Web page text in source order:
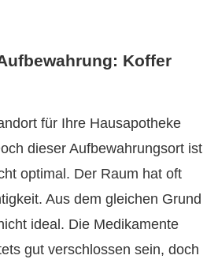
Koffer
für Ihre Hausapotheke
dieser Aufbewahrungsort ist
optimal. Der Raum hat oft
Aus dem gleichen Grund
ideal. Die Medikamente
gut verschlossen sein, doch